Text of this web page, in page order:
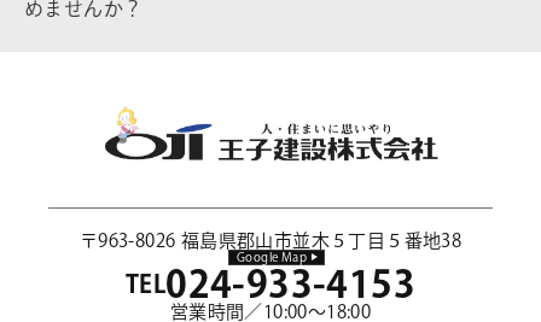
めませんか？
〒963-8026 福島県郡山市並木５丁目５番地38
Google Map
TEL024-933-4153
営業時間／10:00～18:00